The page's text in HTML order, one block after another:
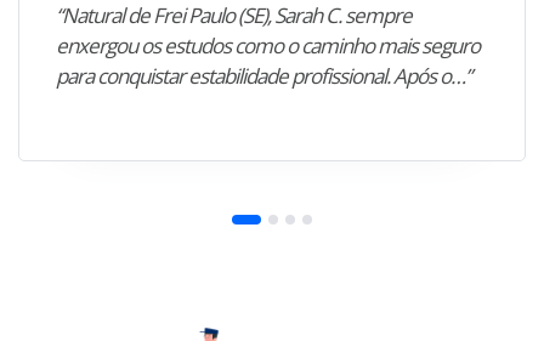
“Natural de Frei Paulo (SE), Sarah C. sempre
enxergou os estudos como o caminho mais seguro
para conquistar estabilidade profissional. Após o…”